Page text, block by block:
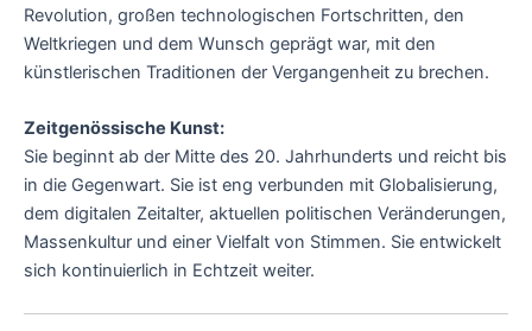
Revolution, großen technologischen Fortschritten, den
Weltkriegen und dem Wunsch geprägt war, mit den
künstlerischen Traditionen der Vergangenheit zu brechen.
Zeitgenössische Kunst:
Sie beginnt ab der Mitte des 20. Jahrhunderts und reicht bis
in die Gegenwart. Sie ist eng verbunden mit Globalisierung,
dem digitalen Zeitalter, aktuellen politischen Veränderungen,
Massenkultur und einer Vielfalt von Stimmen. Sie entwickelt
sich kontinuierlich in Echtzeit weiter.